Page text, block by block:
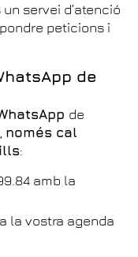
servei d’atenció
peticions i
de
de
només cal
:
amb la
la vostra agenda